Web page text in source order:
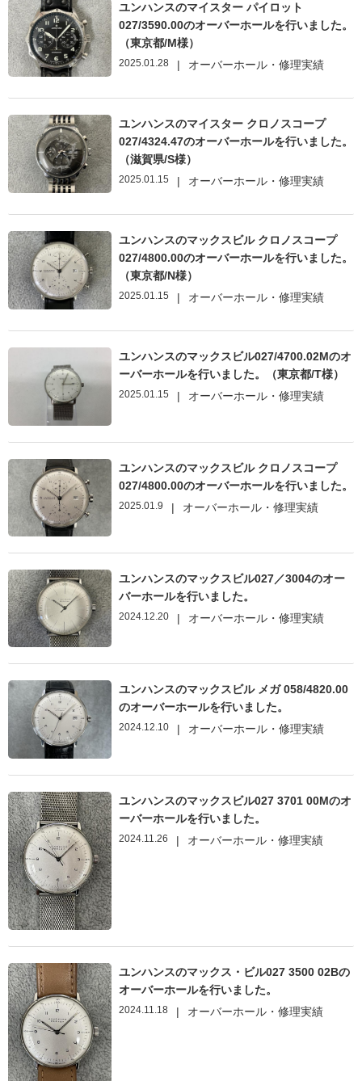
ユンハンスのマイスター パイロット
027/3590.00のオーバーホールを行いました。
（東京都/M様）
2025.01.28 | オーバーホール・修理実績
ユンハンスのマイスター クロノスコープ
027/4324.47のオーバーホールを行いました。
（滋賀県/S様）
2025.01.15 | オーバーホール・修理実績
ユンハンスのマックスビル クロノスコープ
027/4800.00のオーバーホールを行いました。
（東京都/N様）
2025.01.15 | オーバーホール・修理実績
ユンハンスのマックスビル027/4700.02Mのオ
ーバーホールを行いました。（東京都/T様）
2025.01.15 | オーバーホール・修理実績
ユンハンスのマックスビル クロノスコープ
027/4800.00のオーバーホールを行いました。
2025.01.9 | オーバーホール・修理実績
ユンハンスのマックスビル027／3004のオー
バーホールを行いました。
2024.12.20 | オーバーホール・修理実績
ユンハンスのマックスビル メガ 058/4820.00
のオーバーホールを行いました。
2024.12.10 | オーバーホール・修理実績
ユンハンスのマックスビル027 3701 00Mのオ
ーバーホールを行いました。
2024.11.26 | オーバーホール・修理実績
ユンハンスのマックス・ビル027 3500 02Bの
オーバーホールを行いました。
2024.11.18 | オーバーホール・修理実績